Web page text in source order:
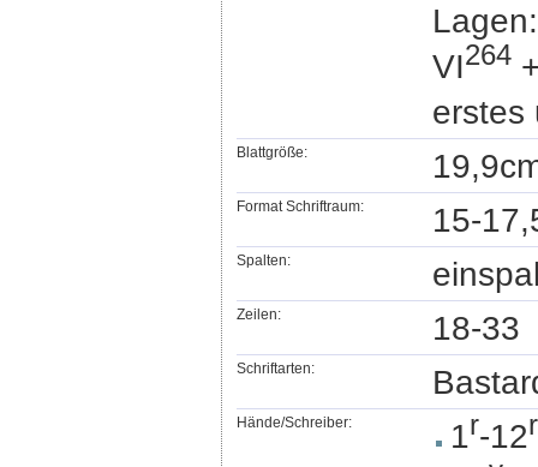
VI264
erstes
Blattgröße:
Format Schriftraum: 15-
Spalten:
Zeilen: 18-33
Schriftarten:
Hände/Schreiber: 1r-12r